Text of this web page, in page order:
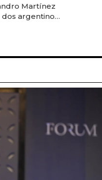
Martínez
argentinos